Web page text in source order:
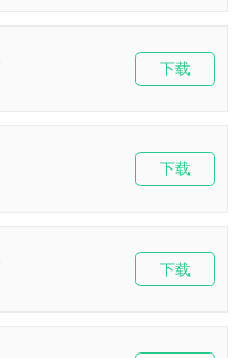
下载
下载
下载